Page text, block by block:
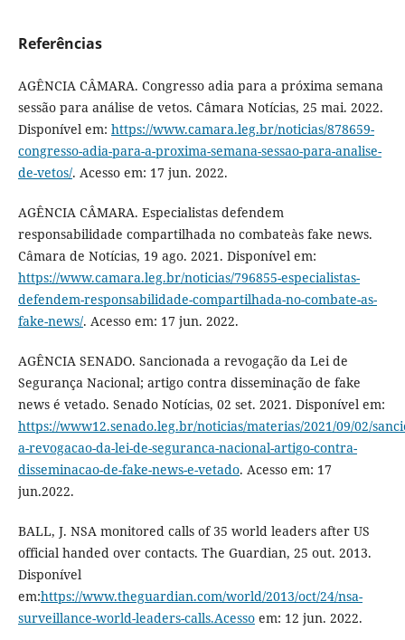
Referências
AGÊNCIA CÂMARA. Congresso adia para a próxima semana
sessão para análise de vetos. Câmara Notícias, 25 mai. 2022.
Disponível em: https://www.camara.leg.br/noticias/878659-
congresso-adia-para-a-proxima-semana-sessao-para-analise-
de-vetos/. Acesso em: 17 jun. 2022.
AGÊNCIA CÂMARA. Especialistas defendem
responsabilidade compartilhada no combateàs fake news.
Câmara de Notícias, 19 ago. 2021. Disponível em:
https://www.camara.leg.br/noticias/796855-especialistas-
defendem-responsabilidade-compartilhada-no-combate-as-
fake-news/. Acesso em: 17 jun. 2022.
AGÊNCIA SENADO. Sancionada a revogação da Lei de
Segurança Nacional; artigo contra disseminação de fake
news é vetado. Senado Notícias, 02 set. 2021. Disponível em:
https://www12.senado.leg.br/noticias/materias/2021/09/02/
a-revogacao-da-lei-de-seguranca-nacional-artigo-contra-
disseminacao-de-fake-news-e-vetado. Acesso em: 17
jun.2022.
BALL, J. NSA monitored calls of 35 world leaders after US
official handed over contacts. The Guardian, 25 out. 2013.
Disponível
em:https://www.theguardian.com/world/2013/oct/24/nsa-
surveillance-world-leaders-calls.Acessoem: 12 jun. 2022.